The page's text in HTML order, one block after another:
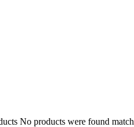
No products were found